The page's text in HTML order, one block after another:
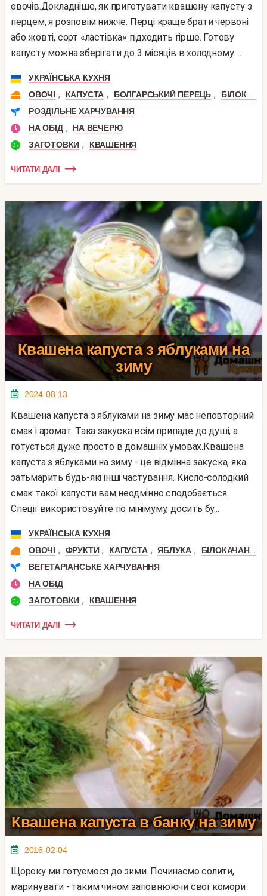
овочів.Докладніше, як приготувати квашену капусту з
перцем, я розповім нижче. Перці краще брати червоні
або жовті, сорт «ластівка» підходить гірше. Готову
капусту можна зберігати до 3 місяців в холодному ...
УКРАЇНСЬКА КУХНЯ
ОВОЧІ , КАПУСТА , БОЛГАРСЬКИЙ ПЕРЕЦЬ ,
БІЛОКАЧАННА КАПУСТА
РОЗДІЛЬНЕ ХАРЧУВАННЯ
НА ОБІД ,
НА ВЕЧЕРЮ
ЗАГОТОВКИ , КВАШЕННЯ
ЧИТАТИ ДАЛІ
Квашена капуста з яблуками на
зиму
2024-08-13
Квашена капуста з яблуками на зиму має неповторний
смак і аромат. Така закуска всім припаде до душі, а
готується дуже просто в домашніх умовах.Квашена
капуста з яблуками на зиму - це відмінна закуска, яка
затьмарить будь-які інші частування. Кисло-солодкий
смак такої капусти вам неодмінно сподобається.
Спеції використовуйте по мінімуму, досить бу...
УКРАЇНСЬКА КУХНЯ
ОВОЧІ , ФРУКТИ , КАПУСТА , ЯБЛУКА ,
БІЛОКАЧАННА КАПУСТА
ВЕГЕТАРІАНСЬКЕ ХАРЧУВАННЯ
НА ОБІД
ЗАГОТОВКИ , КВАШЕННЯ
ЧИТАТИ ДАЛІ
Квашена капуста в банку на зиму
2016-02-04
Щороку ми готуємося до зими. Починаємо солити,
маринувати - таким чином заповнюючи свої комори